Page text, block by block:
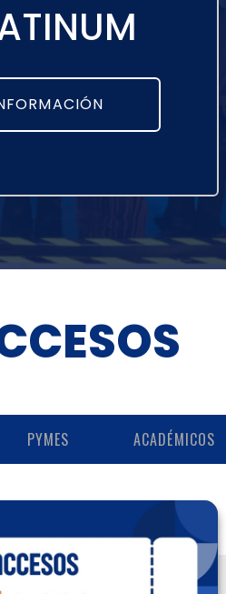
PYMES ACADÉMICOS